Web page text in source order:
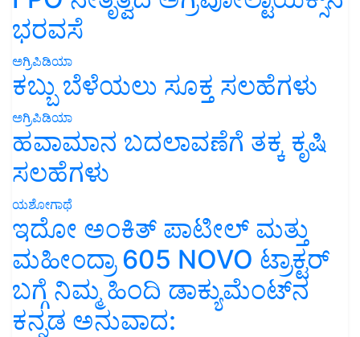
ಭರವಸೆ
ಅಗ್ರಿಪಿಡಿಯಾ
ಕಬ್ಬು ಬೆಳೆಯಲು ಸೂಕ್ತ ಸಲಹೆಗಳು
ಅಗ್ರಿಪಿಡಿಯಾ
ಹವಾಮಾನ ಬದಲಾವಣೆಗೆ ತಕ್ಕ ಕೃಷಿ
ಸಲಹೆಗಳು
ಯಶೋಗಾಥೆ
ಇದೋ ಅಂಕಿತ್ ಪಾಟೀಲ್ ಮತ್ತು
ಮಹೀಂದ್ರಾ 605 NOVO ಟ್ರಾಕ್ಟರ್
ಬಗ್ಗೆ ನಿಮ್ಮ ಹಿಂದಿ ಡಾಕ್ಯುಮೆಂಟ್‌ನ
ಕನ್ನಡ ಅನುವಾದ: